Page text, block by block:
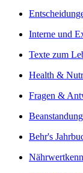
Interne und
Texte zum
Health &
Fragen &
Behr's